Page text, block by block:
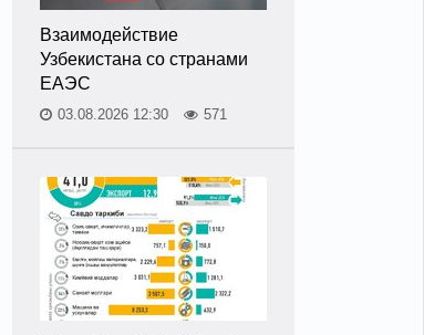
Взаимодействие
Узбекистана со странами
ЕАЭС
03.08.2026 12:30 571